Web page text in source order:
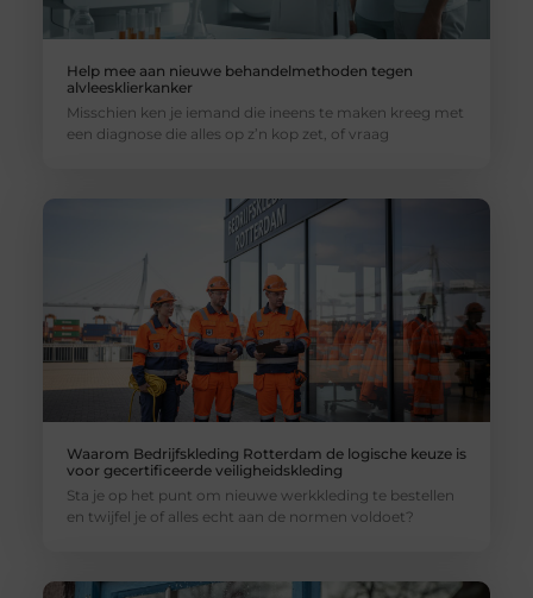
Help mee aan nieuwe behandelmethoden tegen
alvleesklierkanker
Misschien ken je iemand die ineens te maken kreeg met
een diagnose die alles op z’n kop zet, of vraag
Waarom Bedrijfskleding Rotterdam de logische keuze is
voor gecertificeerde veiligheidskleding
Sta je op het punt om nieuwe werkkleding te bestellen
en twijfel je of alles echt aan de normen voldoet?